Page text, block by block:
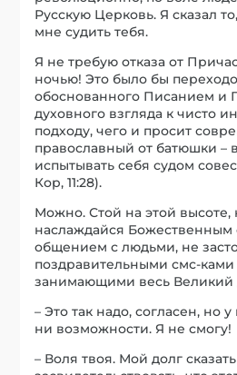
Русскую Церковь. Я сказал
мне судить тебя.
Я не требую отказа от
ночью! Это было бы
обоснованного Писанием и
духовного взгляда к чисто
подходу, чего и просит
православный от батюшки –
испытывать себя судом
Кор, 11:28).
Можно. Стой на этой высоте,
наслаждайся Божественным
общением с людьми, не
поздравительными смс-
занимающими весь Великий
– Это так надо, согласен, но
ни возможности. Я не смогу!
– Воля твоя. Мой долг